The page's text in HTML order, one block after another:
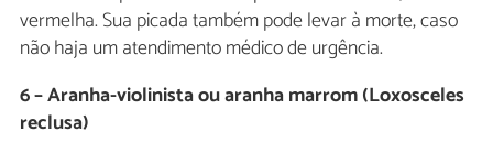
vermelha. Sua picada também pode levar à morte, caso
não haja um atendimento médico de urgência.
6 – Aranha-violinista ou aranha marrom (Loxosceles
reclusa)